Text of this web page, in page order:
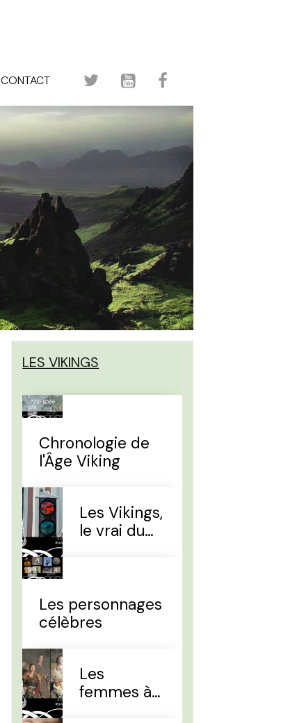
CONTACT
LES VIKINGS
Chronologie de
l'Âge Viking
Les Vikings,
le vrai du
Les personnages
célèbres
Les
femmes à